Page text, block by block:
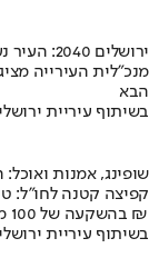
ירושלים 2040: העיר נערכת ל- 1.5 מליון תושבים
מנכ"לית העירייה
הבא
בשיתוף עיריית
שופינג, אמנות
קפיצה קטנה לחו"ל:
בהשקעה של 100 מיליון ₪
בשיתוף עיריית